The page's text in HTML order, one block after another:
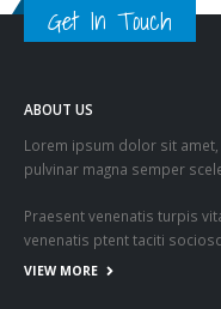
Get In Touch
ABOUT US
Lorem ipsum dolor sit
pulvinar magna semper
Praesent venenatis turpis
venenatis ptent taciti
VIEW MORE